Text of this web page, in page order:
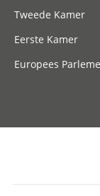
Tweede Kamer
Eerste Kamer
Europees